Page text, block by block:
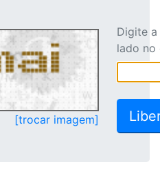
[trocar imagem]
Digite
lado no